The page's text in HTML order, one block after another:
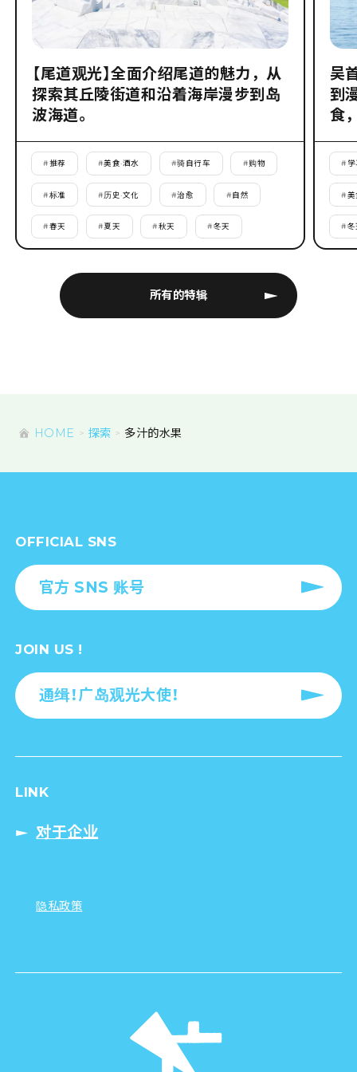
所有的特辑
【尾道观光】全面介绍尾道的魅力，从
探索其丘陵街道和沿着海岸漫步到岛
波海道。
#推荐 #美食·酒水 #骑自行车 #购物
#标准 #历史·文化 #治愈 #自然
#春天 #夏天 #秋天 #冬天
吴
到
食
# 学
#美
#冬
HOME 探索 多汁的水果
OFFICIAL SNS
官方 SNS 账号
JOIN US !
通缉！广岛观光大使！
LINK
对于企业
隐私政策